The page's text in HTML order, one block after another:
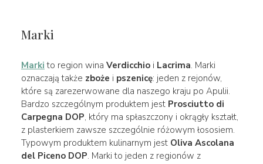
Marki
Marki to region wina Verdicchioi Lacrima. Marki
oznaczają także zboże i pszenicę: jeden z rejonów,
które są zarezerwowane dla naszego kraju po Apulii.
Bardzo szczególnym produktem jest Prosciutto di
Carpegna DOP, który ma spłaszczony i okrągły kształt,
z plasterkiem zawsze szczególnie różowym łososiem.
Typowym produktem kulinarnym jest Oliva Ascolana
del Piceno DOP. Marki to jeden z regionów z